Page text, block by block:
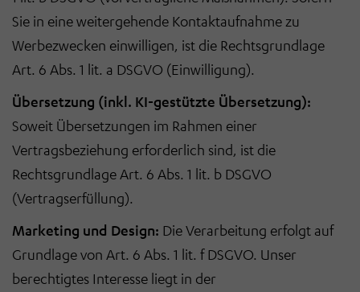
Sie in eine weitergehende Kontaktaufnahme zu
Werbezwecken einwilligen, ist die Rechtsgrundlage
Art. 6 Abs. 1 lit. a DSGVO (Einwilligung).
Übersetzung (inkl. KI-gestützte Übersetzung):
Soweit Übersetzungen im Rahmen einer
Vertragsbeziehung erforderlich sind, ist die
Rechtsgrundlage Art. 6 Abs. 1 lit. b DSGVO
(Vertragserfüllung).
Marketing und Design: Die Verarbeitung erfolgt auf
Grundlage von Art. 6 Abs. 1 lit. f DSGVO. Unser
berechtigtes Interesse liegt in der